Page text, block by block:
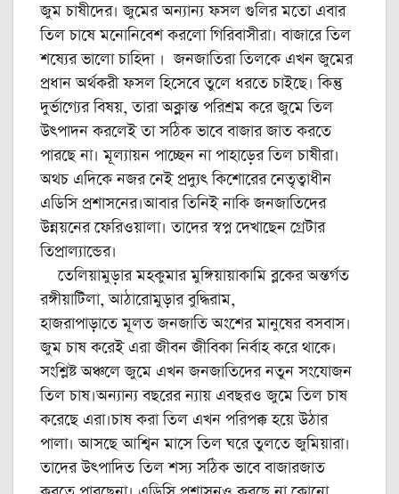
জুম চাষীদের। জুমের অন্যান্য ফসল গুলির মতো এবার
তিল চাষে মনোনিবেশ করলো গিরিবাসীরা। বাজারে তিল
শষ্যের ভালো চাহিদা । জনজাতিরা তিলকে এখন জুমের
প্রধান অর্থকরী ফসল হিসেবে তুলে ধরতে চাইছে। কিন্তু
দুর্ভাগ্যের বিষয়, তারা অক্লান্ত পরিশ্রম করে জুমে তিল
উৎপাদন করলেই তা সঠিক ভাবে বাজার জাত করতে
পারছে না। মূল্যায়ন পাচ্ছেন না পাহাড়ের তিল চাষীরা।
অথচ এদিকে নজর নেই প্রদ্যুৎ কিশোরের নেতৃত্বাধীন
এডিসি প্রশাসনের।আবার তিনিই নাকি জনজাতিদের
উন্নয়নের ফেরিওয়ালা। তাদের স্বপ্ন দেখাছেন গ্রেটার
তিপ্রাল্যান্ডের।
তেলিয়ামুড়ার মহকুমার মুঙ্গিয়ায়াকামি ব্লকের অন্তর্গত
রঙ্গীয়াটিলা, আঠারোমুড়ার বুদ্ধিরাম,
হাজরাপাড়াতে মূলত জনজাতি অংশের মানুষের বসবাস।
জুম চাষ করেই এরা জীবন জীবিকা নির্বাহ করে থাকে।
সংশ্লিষ্ট অঞ্চলে জুমে এখন জনজাতিদের নতুন সংযোজন
তিল চাষ।অন্যান্য বছরের ন্যায় এবছরও জুমে তিল চাষ
করেছে এরা।চাষ করা তিল এখন পরিপক্ক হয়ে উঠার
পালা। আসছে আশ্বিন মাসে তিল ঘরে তুলতে জুমিয়ারা।
তাদের উৎপাদিত তিল শস্য সঠিক ভাবে বাজারজাত